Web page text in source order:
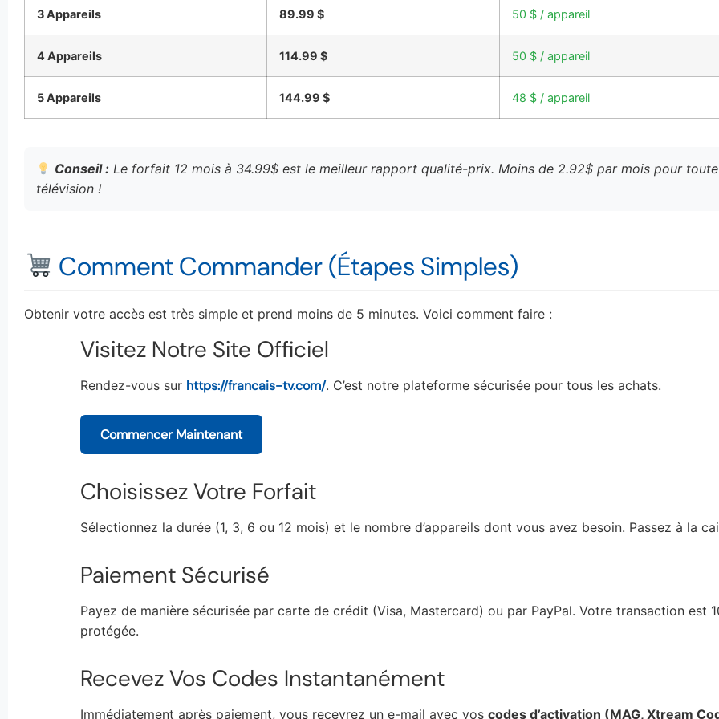
3 Appareils 89.99 $ 50 $ / appareil
4 Appareils 114.99 $ 50 $ / appareil
5 Appareils 144.99 $ 48 $ / appareil
Conseil : Le forfait 12 mois à 34.99$ est le meilleur rapport qualité-prix. Moins de 2.92$ par mois pour
télévision !
Comment Commander (Étapes Simples)
Obtenir votre accès est très simple et prend moins de 5 minutes. Voici comment faire :
Visitez Notre Site Officiel
Rendez-vous sur https://francais-tv.com/. C’est notre plateforme sécurisée pour tous les achats.
Commencer Maintenant
Choisissez Votre Forfait
Sélectionnez la durée (1, 3, 6 ou 12 mois) et le nombre d’appareils dont vous avez besoin. Passez à la
Paiement Sécurisé
Payez de manière sécurisée par carte de crédit (Visa, Mastercard) ou par PayPal. Votre transaction est
protégée.
Recevez Vos Codes Instantanément
Immédiatement après paiement, vous recevrez un e-mail avec vos codes d’activation (MAG, Xtream